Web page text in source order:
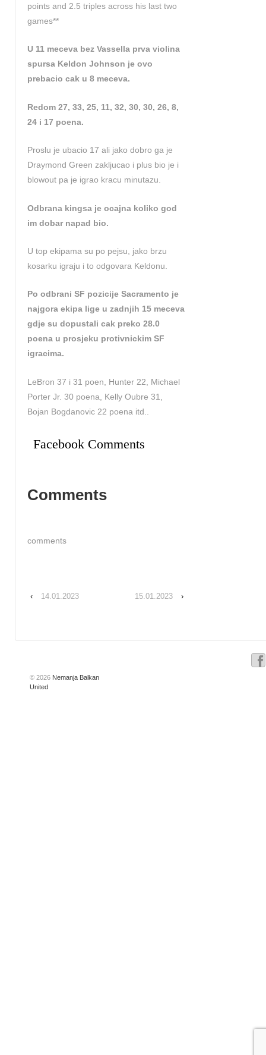
points and 2.5 triples across his last two
games**
U 11 meceva bez Vassella prva violina
spursa Keldon Johnson je ovo
prebacio cak u 8 meceva.
Redom 27, 33, 25, 11, 32, 30, 30, 26, 8,
24 i 17 poena.
Proslu je ubacio 17 ali jako dobro ga je
Draymond Green zakljucao i plus bio je i
blowout pa je igrao kracu minutazu.
Odbrana kingsa je ocajna koliko god
im dobar napad bio.
U top ekipama su po pejsu, jako brzu
kosarku igraju i to odgovara Keldonu.
Po odbrani SF pozicije Sacramento je
najgora ekipa lige u zadnjih 15 meceva
gdje su dopustali cak preko 28.0
poena u prosjeku protivnickim SF
igracima.
LeBron 37 i 31 poen, Hunter 22, Michael
Porter Jr. 30 poena, Kelly Oubre 31,
Bojan Bogdanovic 22 poena itd..
Facebook Comments
Comments
comments
‹ 14.01.2023 15.01.2023 ›
© 2026 Nemanja Balkan
United